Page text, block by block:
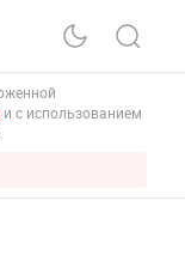
и с использованием